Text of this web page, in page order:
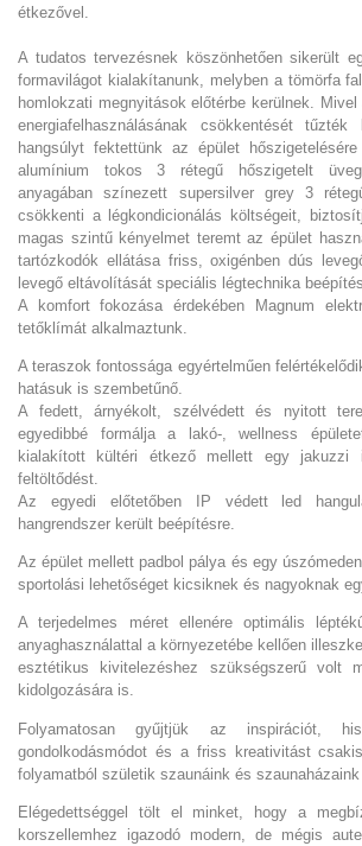
étkezővel.
A tudatos tervezésnek köszönhetően sikerült
formavilágot kialakítanunk, melyben a tömörfa
homlokzati megnyitások előtérbe kerülnek.
energiafelhasználásának csökkentését
hangsúlyt fektettünk az épület
alumínium tokos 3 rétegű hőszigetelt
anyagában színezett supersilver grey 3
csökkenti a légkondicionálás költségeit,
magas szintű kényelmet teremt az épület
tartózkodók ellátása friss, oxigénben dús
levegő eltávolítását speciális légtechnika
A komfort fokozása érdekében Magnum
tetőklímát alkalmaztunk.
A teraszok fontossága egyértelműen
hatásuk is szembetűnő.
A fedett, árnyékolt, szélvédett és nyitott
egyedibbé formálja a lakó-, wellness
kialakított kültéri étkező mellett egy
feltöltődést.
Az egyedi előtetőben IP védett led
hangrendszer került beépítésre.
Az épület mellett padbol pálya és egy
sportolási lehetőséget kicsiknek és nagyoknak
A terjedelmes méret ellenére optimális
anyaghasználattal a környezetébe kellően
esztétikus kivitelezéshez szükségszerű volt
kidolgozására is.
Folyamatosan gyűjtjük az inspirációt,
gondolkodásmódot és a friss kreativitást
folyamatból születik szaunáink és szaunaházaink
Elégedettséggel tölt el minket, hogy a
korszellemhez igazodó modern, de mégis